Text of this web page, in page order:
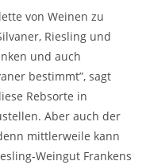
von Weinen zu
Riesling und
und auch
bestimmt”, sagt
Rebsorte in
Aber auch der
mittlerweile kann
Weingut Frankens